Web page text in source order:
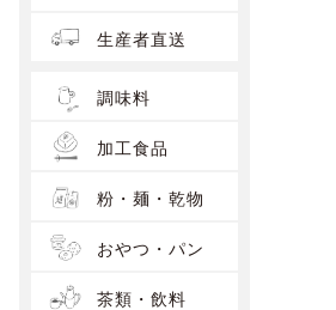
生産者直送
調味料
加工食品
粉・麺・乾物
おやつ・パン
茶類・飲料